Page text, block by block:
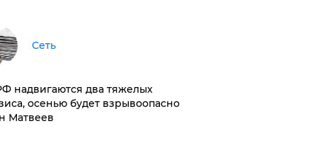
Сеть
надвигаются два тяжелых
осенью будет взрывоопасно
Матвеев